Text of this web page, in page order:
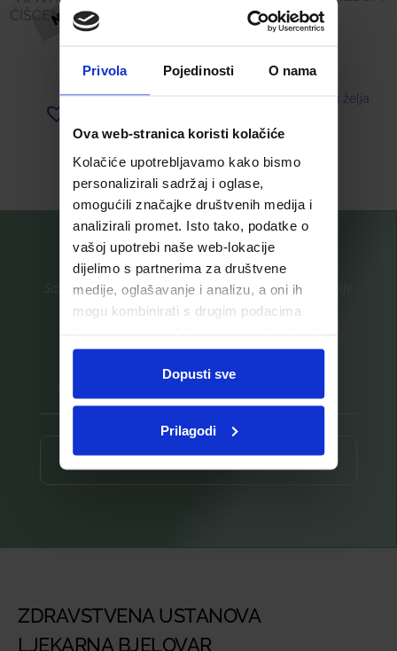
Privola Pojedinosti O nama
Ova web-stranica koristi kolačiće
Kolačiće upotrebljavamo kako bismo
personalizirali sadržaj i oglase,
omogućili značajke društvenih medija i
analizirali promet. Isto tako, podatke o
vašoj upotrebi naše web-lokacije
dijelimo s partnerima za društvene
medije, oglašavanje i analizu, a oni ih
mogu kombinirati s drugim podacima
ste upotrebljavali njihove usluge.
Dopusti sve
Prilagodi
ČIŠĆENJE LICA S MEDOM I
KAMILICOM
16,89€
Pročitaj više
15,31€
Dodaj u listu želja
Pročitaj više
Saznajte prvi za nove proizvode i ekskluzivne promocije
Prijavite se na listu za novosti
Prijava ⟶
ZDRAVSTVENA USTANOVA
LJEKARNA BJELOVAR